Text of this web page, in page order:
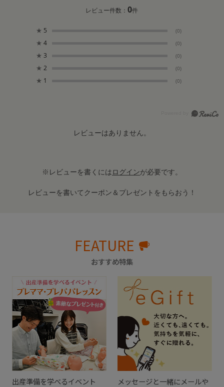
レビュー件数：0件
★ 5 (0)
★ 4 (0)
★ 3 (0)
★ 2 (0)
★ 1 (0)
レビューはありません。
※レビューを書くにはログインが必要です。
レビューを書いてクーポン＆プレゼントをもらおう！
FEATURE
おすすめ特集
出産準備を学べるイベント
メッセージと一緒にメールや